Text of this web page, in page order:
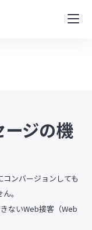
・お問合せ
ジの機
ンバージョンしても
。
ないWeb接客（Web